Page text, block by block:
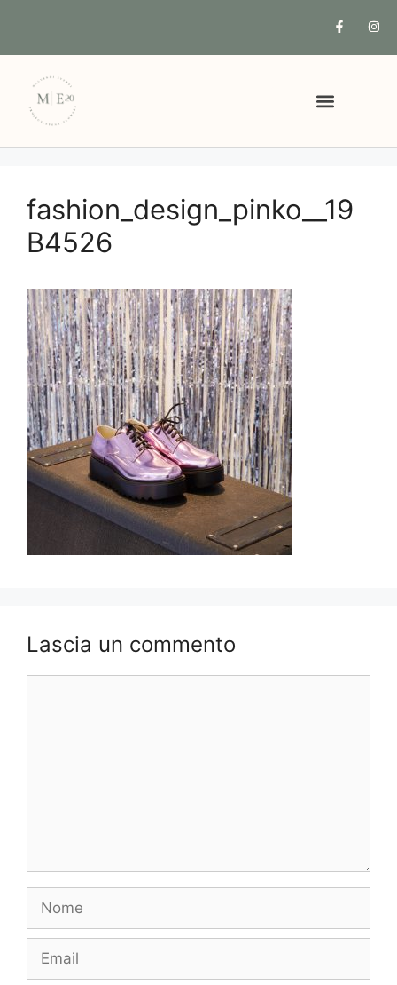
fashion_design_pinko__19
B4526
Lascia un commento